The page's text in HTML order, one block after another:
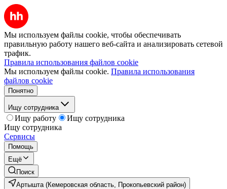
Мы используем файлы cookie, чтобы обеспечивать
правильную работу нашего веб-сайта и анализировать сетевой
трафик.
Правила использования файлов cookie
Мы используем файлы cookie. Правила использования
файлов cookie
Понятно
Ищу сотрудника
Ищу работу
Ищу сотрудника
Ищу сотрудника
Сервисы
Помощь
Ещё
Поиск
Артышта (Кемеровская область, Прокопьевский район)